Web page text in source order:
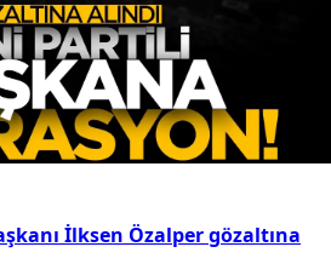
İlksen Özalper gözaltına